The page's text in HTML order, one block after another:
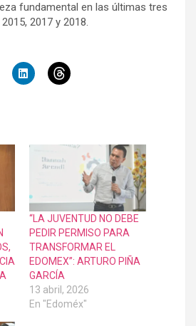
fundamental en las últimas tres
2017 y 2018.
​“LA JUVENTUD NO DEBE
PEDIR PERMISO PARA
TRANSFORMAR EL
EDOMEX”: ARTURO PIÑA
GARCÍA
13 abril, 2026
En "Edoméx"